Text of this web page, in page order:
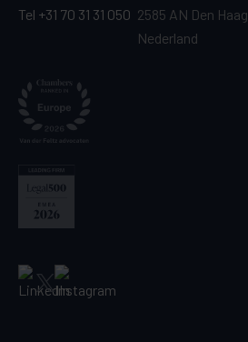
Tel +31 70 31 31 050 2585 AN Den Haag
Nederland